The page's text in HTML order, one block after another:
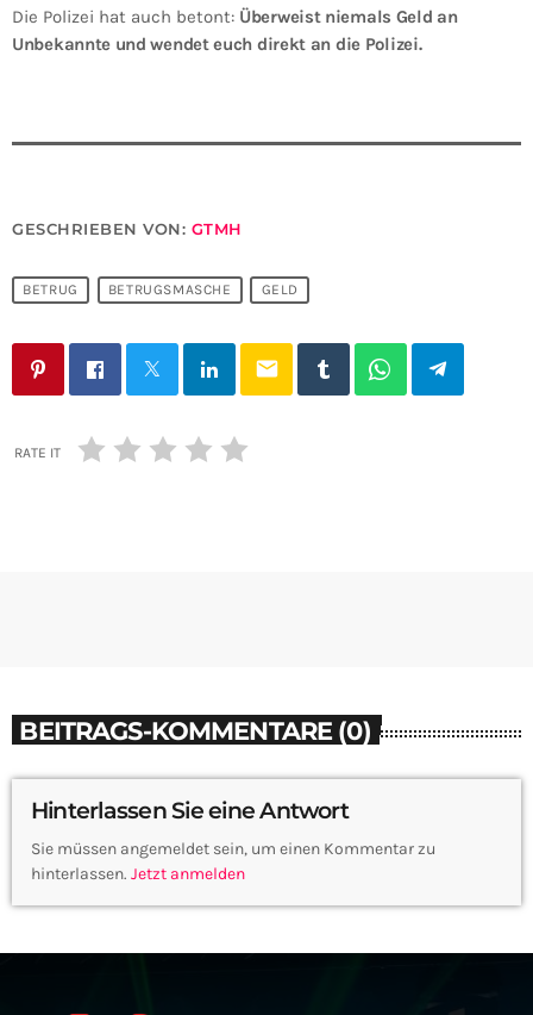
Die Polizei hat auch betont: Überweist niemals Geld an
Unbekannte und wendet euch direkt an die Polizei.
GESCHRIEBEN VON: GTMH
BETRUG BETRUGSMASCHE GELD
email
RATE IT
BEITRAGS-KOMMENTARE (0)
Hinterlassen Sie eine Antwort
Sie müssen angemeldet sein, um einen Kommentar zu
hinterlassen. Jetzt anmelden